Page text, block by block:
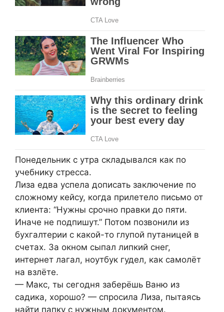
Понедельник с утра складывался как по
учебнику стресса.
Лиза едва успела дописать заключение по
сложному кейсу, когда прилетело письмо от
клиента: “Нужны срочно правки до пяти.
Иначе не подпишут.” Потом позвонили из
бухгалтерии с какой-то глупой путаницей в
счетах. За окном сыпал липкий снег,
интернет лагал, ноутбук гудел, как самолёт
на взлёте.
— Макс, ты сегодня заберёшь Ваню из
садика, хорошо? — спросила Лиза, пытаясь
найти папку с нужным документом.